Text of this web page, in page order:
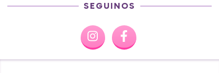
SEGUINOS